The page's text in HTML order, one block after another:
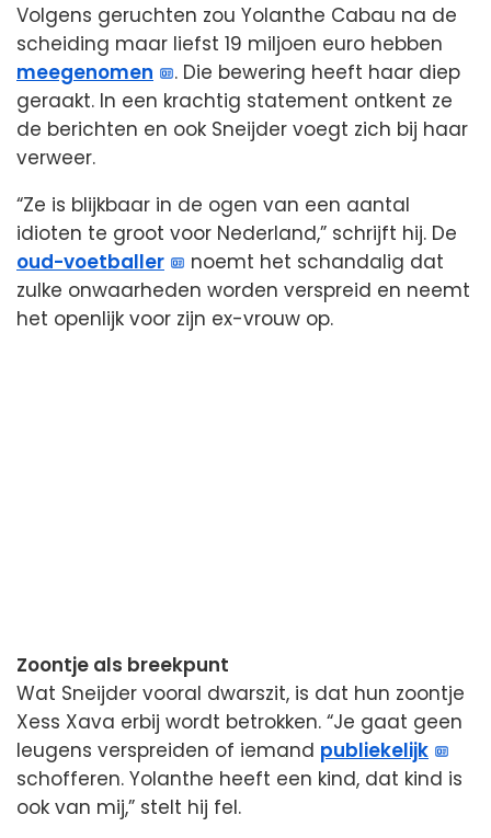
Volgens geruchten zou Yolanthe Cabau na de
scheiding maar liefst 19 miljoen euro hebben
meegenomen
. Die bewering heeft haar diep
geraakt. In een krachtig statement ontkent ze
de berichten en ook Sneijder voegt zich bij haar
verweer.
“Ze is blijkbaar in de ogen van een aantal
idioten te groot voor Nederland,” schrijft hij. De
oud-voetballer
noemt het schandalig dat
zulke onwaarheden worden verspreid en neemt
het openlijk voor zijn ex-vrouw op.
Zoontje als breekpunt
Wat Sneijder vooral dwarszit, is dat hun zoontje
Xess Xava erbij wordt betrokken. “Je gaat geen
leugens verspreiden of iemand publiekelijk
schofferen. Yolanthe heeft een kind, dat kind is
ook van mij,” stelt hij fel.